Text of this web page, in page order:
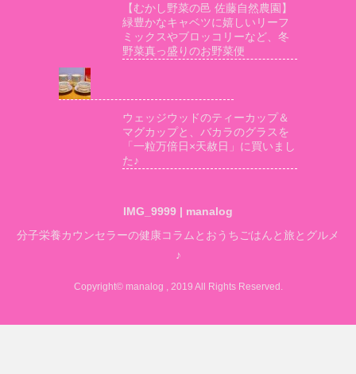
【むかし野菜の邑 佐藤自然農園】
緑豊かなキャベツに嬉しいリーフ
ミックスやブロッコリーなど、冬
野菜真っ盛りのお野菜便
ウェッジウッドのティーカップ＆
マグカップと、バカラのグラスを
「一粒万倍日×天赦日」に買いまし
た♪
IMG_9999 | manalog
分子栄養カウンセラーの健康コラムとおうちごはんと旅とグルメ
♪
Copyright© manalog , 2019 All Rights Reserved.